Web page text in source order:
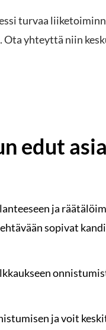
turvaa
Ota yhteyttä niin
edut
ja
sopivat
ja voit